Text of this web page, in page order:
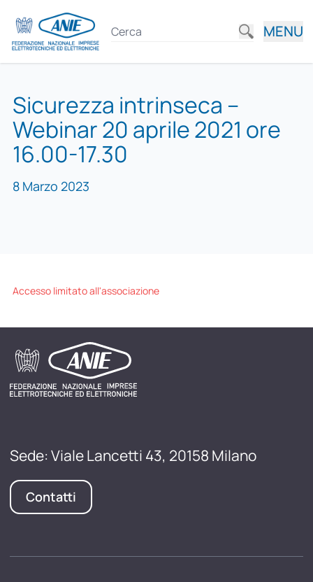
MENU
Sicurezza intrinseca –
Webinar 20 aprile 2021 ore
16.00-17.30
8 Marzo 2023
Accesso limitato all'associazione
Sede: Viale Lancetti 43, 20158 Milano
Contatti